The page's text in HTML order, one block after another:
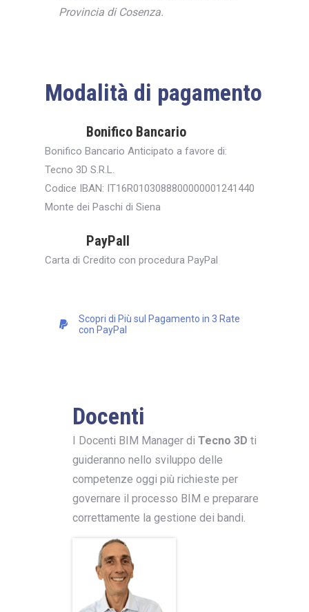
Provincia di Cosenza.
Modalità di pagamento
Bonifico Bancario
Bonifico Bancario Anticipato a favore di:
Tecno 3D S.R.L.
Codice IBAN: IT16R0103088800000001241440
Monte dei Paschi di Siena
PayPall
Carta di Credito con procedura PayPal
Scopri di Più sul Pagamento in 3 Rate
con PayPal
Docenti
I Docenti BIM Manager di Tecno 3D ti
guideranno nello sviluppo delle
competenze oggi più richieste per
governare il processo BIM e preparare
correttamente la gestione dei bandi.